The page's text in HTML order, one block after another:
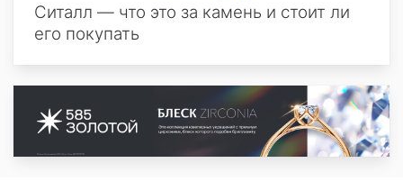
Ситалл — что это за камень и стоит ли
его покупать